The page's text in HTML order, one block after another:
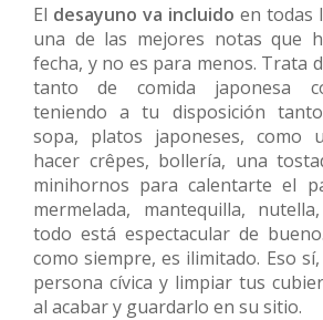
El desayuno va incluido en todas
una de las mejores notas que
fecha, y no es para menos. Trata
tanto de comida japonesa
teniendo a tu disposición
sopa, platos japoneses, como
hacer crêpes, bollería, una
minihornos para calentarte el
mermelada, mantequilla,
todo está espectacular de
como siempre, es ilimitado. Eso
persona cívica y limpiar tus
al acabar y guardarlo en su sitio.